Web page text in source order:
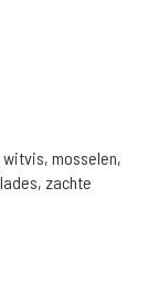
mosselen,
zachte